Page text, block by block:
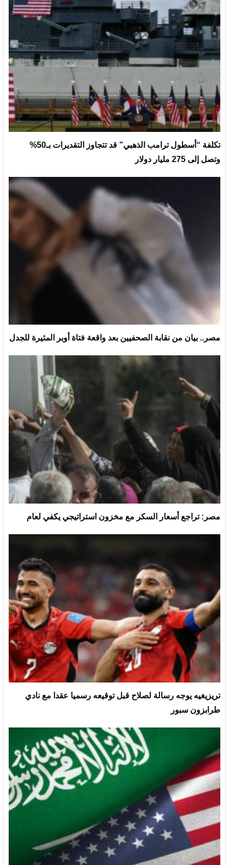
تكلفة “أسطول ترامب الذهبي” قد تتجاوز التقديرات بـ50%
وتصل إلى 275 مليار دولار
مصر.. بيان من نقابة الصحفيين بعد واقعة فتاة أوبر المثيرة للجدل
مصر: تراجع أسعار السكر مع مخزون استراتيجي يكفي لعام
تريزيغيه يوجه رسالة لصلاح قبل توقيعه رسميا عقدا مع نادي
طرابزون سبور